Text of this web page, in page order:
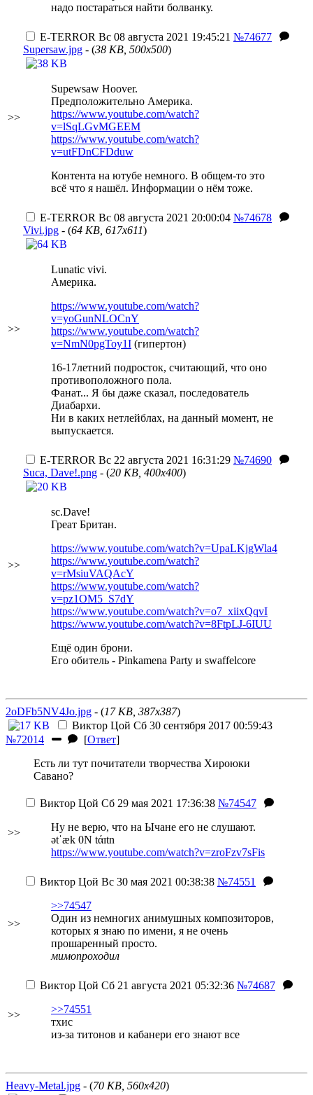
надо постараться найти болванку.
>>
E-TERROR Вс 08 августа 2021 19:45:21 №74677
Supersaw.jpg - (38 KB, 500x500)
Supewsaw Hoover.
Предположительно Америка.
https://www.youtube.com/watch?
v=lSqLGvMGEEM
https://www.youtube.com/watch?
v=utFDnCFDduw
Контента на ютубе немного. В общем-то это
всё что я нашёл. Информации о нём тоже.
>>
E-TERROR Вс 08 августа 2021 20:00:04 №74678
Vivi.jpg - (64 KB, 617x611)
Lunatic vivi.
Америка.
https://www.youtube.com/watch?
v=yoGunNLOCnY
https://www.youtube.com/watch?
v=NmN0pgToy1I (гипертон)
16-17летний подросток, считающий, что оно
противоположного пола.
Фанат... Я бы даже сказал, последователь
Диабархи.
Ни в каких нетлейблах, на данный момент, не
выпускается.
>>
E-TERROR Вс 22 августа 2021 16:31:29 №74690
Suca, Dave!.png - (20 KB, 400x400)
sc.Dave!
Греат Британ.
https://www.youtube.com/watch?v=UpaLKjgWla4
https://www.youtube.com/watch?
v=rMsiuVAQAcY
https://www.youtube.com/watch?
v=pz1OM5_S7dY
https://www.youtube.com/watch?v=o7_xiixQqvI
https://www.youtube.com/watch?v=8FtpLJ-6IUU
Ещё один брони.
Его обитель - Pinkamena Party и swaffelcore
2oDFb5NV4Jo.jpg - (17 KB, 387x387)
Виктор Цой Сб 30 сентября 2017 00:59:43
№72014
[Ответ]
Есть ли тут почитатели творчества Хироюки
Савано?
>>
Виктор Цой Сб 29 мая 2021 17:36:38 №74547
Ну не верю, что на Ычане его не слушают.
ətˈæk 0N tάɪtn
https://www.youtube.com/watch?v=zroFzv7sFis
>>
Виктор Цой Вс 30 мая 2021 00:38:38 №74551
>>74547
Один из немногих анимушных композиторов,
которых я знаю по имени, я не очень
прошаренный просто.
мимопроходил
>>
Виктор Цой Сб 21 августа 2021 05:32:36 №74687
>>74551
тхис
из-за титонов и кабанери его знают все
Heavy-Metal.jpg - (70 KB, 560x420)